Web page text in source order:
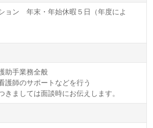
ョン 年末・年始休暇５日（年度によ
助手業務全般
護師のサポートなどを行う
きましては面談時にお伝えします。